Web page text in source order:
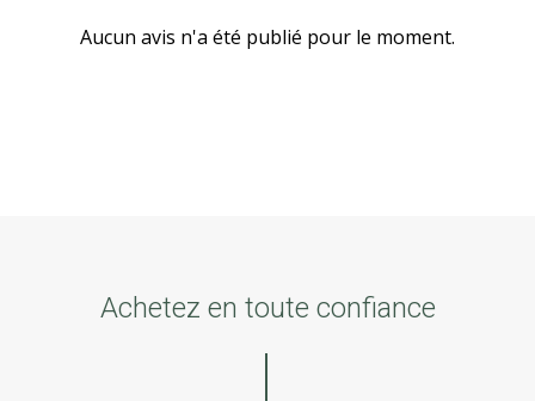
Aucun avis n'a été publié pour le moment.
Achetez en toute confiance